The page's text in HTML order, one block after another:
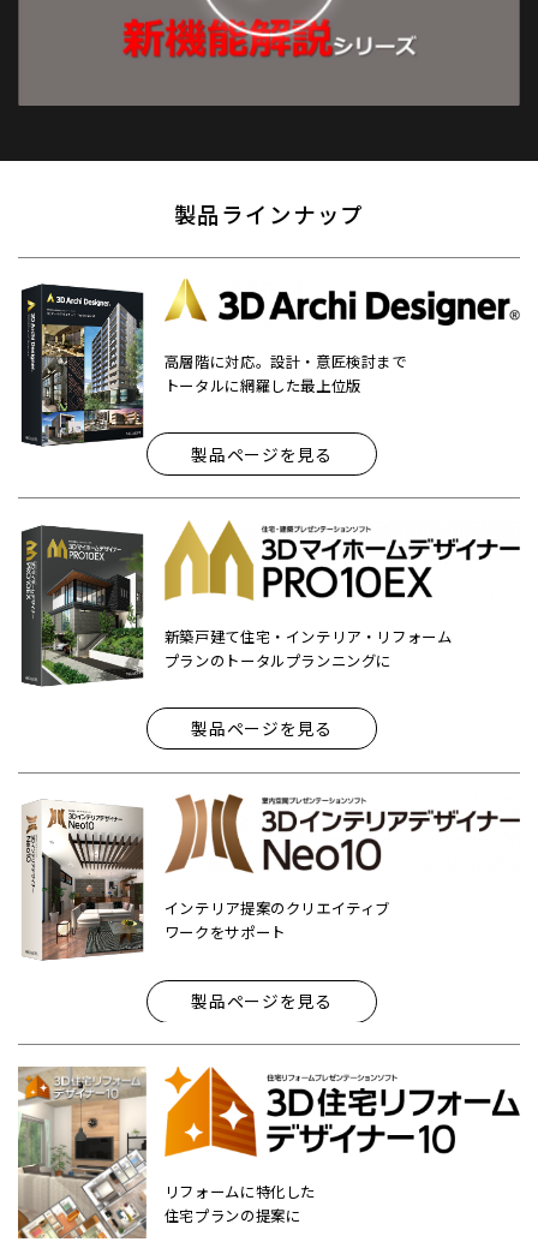
製品ラインナップ
高層階に対応。設計・意匠検討まで
トータルに網羅した最上位版
製品ページを見る
新築戸建て住宅・インテリア・リフォーム
プランのトータルプランニングに
製品ページを見る
インテリア提案のクリエイティブ
ワークをサポート
製品ページを見る
リフォームに特化した
住宅プランの提案に